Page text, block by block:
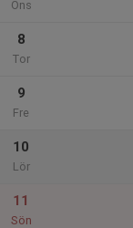
Ons
8
Tor
9
Fre
10
Lör
11
Sön